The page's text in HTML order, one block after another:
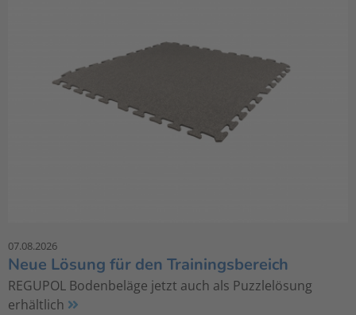
07.08.2026
Neue Lösung für den Trainingsbereich
REGUPOL Bodenbeläge jetzt auch als Puzzlelösung
erhältlich